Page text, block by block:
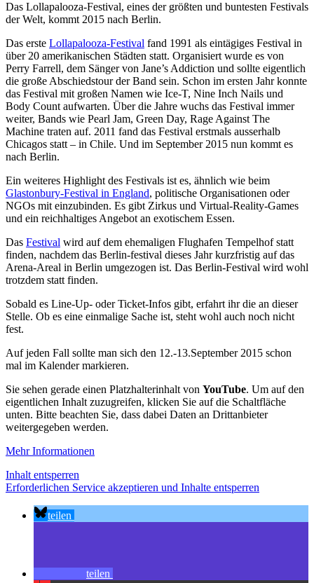
Das Lollapalooza-Festival, eines der größten und buntesten Festivals
der Welt, kommt 2015 nach Berlin.
Das erste Lollapalooza-Festival fand 1991 als eintägiges Festival in
über 20 amerikanischen Städten statt. Organisiert wurde es von
Perry Farrell, dem Sänger von Jane’s Addiction und sollte eigentlich
die große Abschiedstour der Band sein. Schon im ersten Jahr konnte
das Festival mit großen Namen wie Ice-T, Nine Inch Nails und
Body Count aufwarten. Über die Jahre wuchs das Festival immer
weiter, Bands wie Pearl Jam, Green Day, Rage Against The
Machine traten auf. 2011 fand das Festival erstmals ausserhalb
Chicagos statt – in Chile. Und im September 2015 nun kommt es
nach Berlin.
Ein weiteres Highlight des Festivals ist es, ähnlich wie beim
Glastonbury-Festival in England, politische Organisationen oder
NGOs mit einzubinden. Es gibt Zirkus und Virtual-Reality-Games
und ein reichhaltiges Angebot an exotischem Essen.
Das Festival wird auf dem ehemaligen Flughafen Tempelhof statt
finden, nachdem das Berlin-festival dieses Jahr kurzfristig auf das
Arena-Areal in Berlin umgezogen ist. Das Berlin-Festival wird wohl
trotzdem statt finden.
Sobald es Line-Up- oder Ticket-Infos gibt, erfahrt ihr die an dieser
Stelle. Ob es eine einmalige Sache ist, steht wohl auch noch nicht
fest.
Auf jeden Fall sollte man sich den 12.-13.September 2015 schon
mal im Kalender markieren.
Sie sehen gerade einen Platzhalterinhalt von YouTube. Um auf den
eigentlichen Inhalt zuzugreifen, klicken Sie auf die Schaltfläche
unten. Bitte beachten Sie, dass dabei Daten an Drittanbieter
weitergegeben werden.
Mehr Informationen
Inhalt entsperren
Erforderlichen Service akzeptieren und Inhalte entsperren
teilen
teilen